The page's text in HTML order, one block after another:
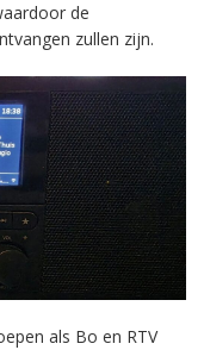
de
zullen zijn.
als Bo en RTV